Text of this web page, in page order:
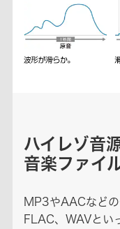
ハイレゾ音
音楽ファイ
MP3やAACなど
FLAC、WAVとい